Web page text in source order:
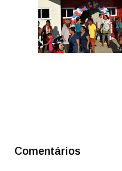
Comentários